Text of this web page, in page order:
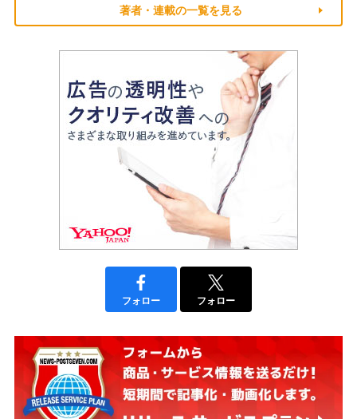
著者・連載の一覧を見る
フォロー フォロー